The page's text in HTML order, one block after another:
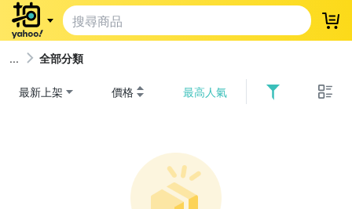
登
全部分類
最新上架 價格 最高人氣